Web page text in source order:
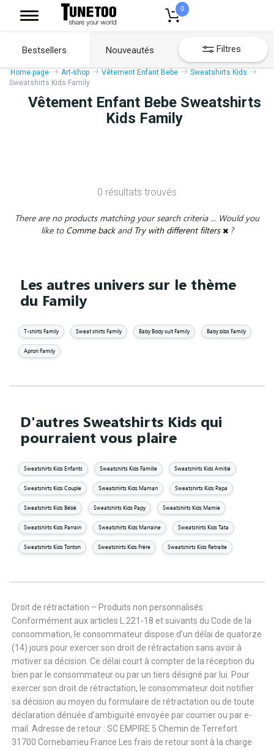
0
Bestsellers Nouveautés Filtres
Home page Art-shop Vêtement Enfant Bebe
Sweatshirts Kids
Sweatshirts Kids Family
Vêtement Enfant Bebe Sweatshirts
Kids Family
0 résultats trouvés
There are no products matching your search criteria ... Would you
like to Comme back and Try with different filters ?
Les autres univers sur le thème
du Family
T-shirts Family Sweat shirts Family Baby Body suit Family Baby bibs Family
Apron Family
D'autres Sweatshirts Kids qui
pourraient vous plaire
Sweatshirts Kids Enfants Sweatshirts Kids Famille Sweatshirts Kids Amitié
Sweatshirts Kids Couple Sweatshirts Kids Maman Sweatshirts Kids Papa
Sweatshirts Kids Bébé Sweatshirts Kids Papy Sweatshirts Kids Mamie
Sweatshirts Kids Parrain Sweatshirts Kids Marraine Sweatshirts Kids Tata
Sweatshirts Kids Tonton Sweatshirts Kids Frère Sweatshirts Kids Retraite
Droit de rétractation – Produits non personnalisés
Conformément aux articles L.221-18 et suivants du Code de la
consommation, le consommateur dispose d’un délai de quatorze
(14) jours pour exercer son droit de rétractation sans avoir à
motiver sa décision. Ce délai court à compter de la réception du
bien par le consommateur ou par un tiers désigné par lui. Pour
exercer son droit de rétractation, le consommateur doit notifier
sa décision au moyen du formulaire de rétractation ou de toute
déclaration dénuée d’ambiguïté envoyée par courrier ou par e-
mail. Adresse de retour : SC EMPIRE 5 Chemin de Terrefort
31700 Cornebarrieu France Les frais de retour sont à la charge